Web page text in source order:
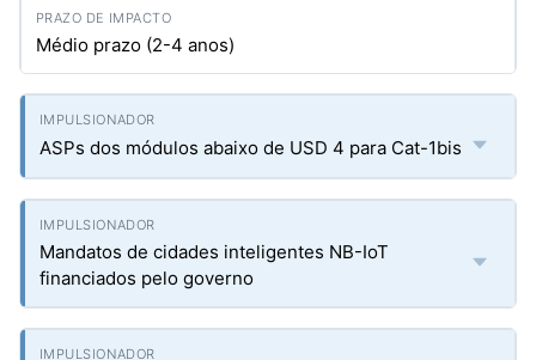
Médio prazo (2-4 anos)
ASPs dos módulos abaixo de USD 4 para Cat-1bis
Mandatos de cidades inteligentes NB-IoT
financiados pelo governo